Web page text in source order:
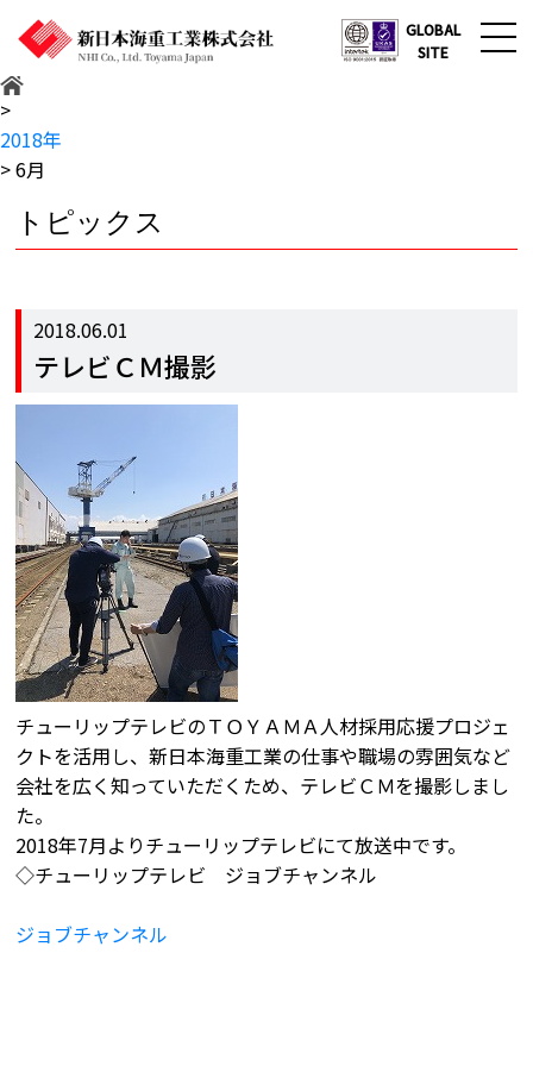
GLOBAL
SITE
>
2018年
>6月
トピックス
2018.06.01
テレビＣＭ撮影
チューリップテレビのＴＯＹＡＭＡ人材採用応援プロジェ
クトを活用し、新日本海重工業の仕事や職場の雰囲気など
会社を広く知っていただくため、テレビＣＭを撮影しまし
た。
2018年7月よりチューリップテレビにて放送中です。
◇チューリップテレビ ジョブチャンネル
ジョブチャンネル